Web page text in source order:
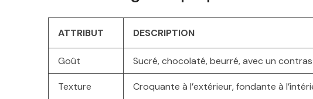
ATTRIBUT DESCRIPTION
Goût Sucré, chocolaté, beurré, avec un
Texture Croquante à l’extérieur, fondante à